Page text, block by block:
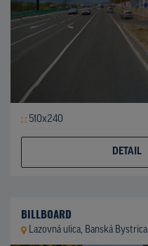
510x240
DETAIL
BILLBOARD
Lazovná ulica, Banská Bystrica